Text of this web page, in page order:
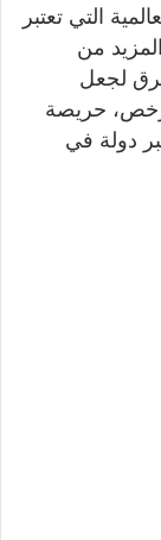
التي تعتبر
من
لجعل
أرخص، حريصة
دولة في